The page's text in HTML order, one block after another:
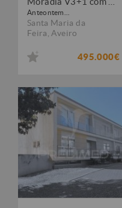
Anteontem...
Santa Maria da
Feira Aveiro
495.000€